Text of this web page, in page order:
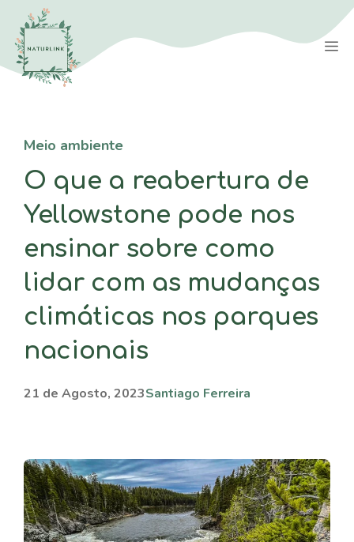
Saltar
para
conteúdo
Meio ambiente
O que a reabertura de
Yellowstone pode nos
ensinar sobre como
lidar com as mudanças
climáticas nos parques
nacionais
21 de Agosto, 2023Santiago Ferreira